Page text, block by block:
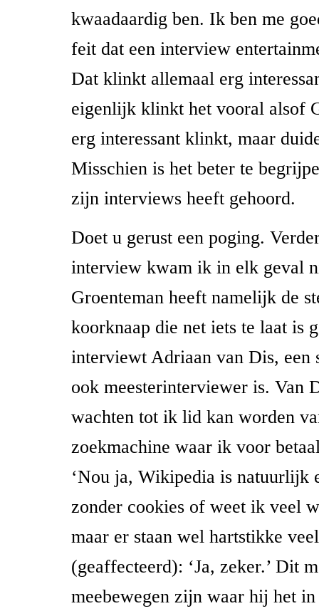
kwaadaardig ben. Ik ben me
feit dat een interview
Dat klinkt allemaal erg
eigenlijk klinkt het vooral alsof
erg interessant klinkt, maar
Misschien is het beter te
zijn interviews heeft gehoord.
Doet u gerust een poging.
interview kwam ik in elk geval
Groenteman heeft namelijk de
koorknaap die net iets te laat is
interviewt Adriaan van Dis, een
ook meesterinterviewer is. Van
wachten tot ik lid kan worden
zoekmachine waar ik voor
‘Nou ja, Wikipedia is natuurlijk
zonder cookies of weet ik veel
maar er staan wel hartstikke
(geaffecteerd): ‘Ja, zeker.’ Dit
meebewegen zijn waar hij het